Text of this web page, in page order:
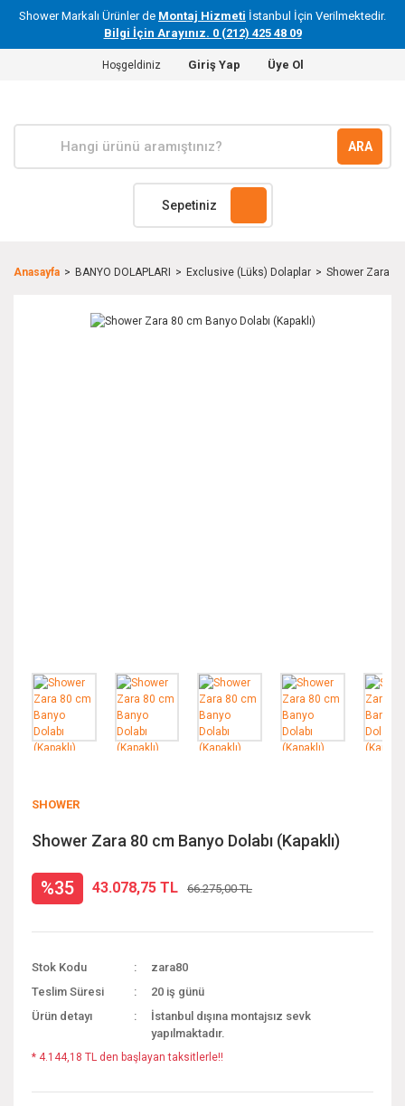
Shower Markalı Ürünler de Montaj Hizmeti İstanbul İçin Verilmektedir.
Bilgi İçin Arayınız. 0 (212) 425 48 09
Hoşgeldiniz Giriş Yap Üye Ol
ARA
Sepetiniz
Anasayfa BANYO DOLAPLARI Exclusive (Lüks) Dolaplar Shower Zara
SHOWER
Shower Zara 80 cm Banyo Dolabı (Kapaklı)
%35 43.078,75 TL 66.275,00 TL
Stok Kodu
zara80
Teslim Süresi
20 iş günü
Ürün detayı
İstanbul dışına montajsız sevk
yapılmaktadır.
* 4.144,18 TL den başlayan taksitlerle!!